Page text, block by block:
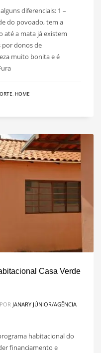
diferenciais: 1 –
do povoado, tem a
até a mata já existem
por donos de
muito bonita e é
, HOME
Casa Verde
POR JANARY JÚNIOR/AGÊNCIA
habitacional do
financiamento e